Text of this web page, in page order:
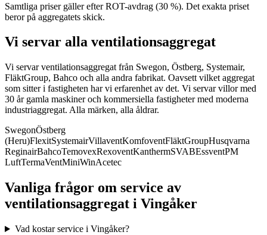
Samtliga priser gäller efter ROT-avdrag (30 %). Det exakta priset
beror på aggregatets skick.
Vi servar alla ventilationsaggregat
Vi servar ventilationsaggregat från Swegon, Östberg, Systemair,
FläktGroup, Bahco och alla andra fabrikat. Oavsett vilket aggregat
som sitter i fastigheten har vi erfarenhet av det. Vi servar villor med
30 år gamla maskiner och kommersiella fastigheter med moderna
industriaggregat. Alla märken, alla åldrar.
SwegonÖstberg
(Heru)FlexitSystemairVillaventKomfoventFläktGroupHusqvarna
ReginairBahcoTemovexRexoventKanthermSVABEssventPM
LuftTermaVentMiniWinAcetec
Vanliga frågor om service av
ventilationsaggregat i Vingåker
Vad kostar service i Vingåker?